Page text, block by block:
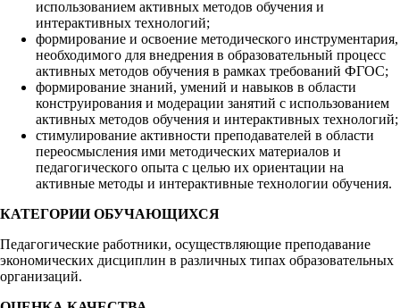
использованием активных методов обучения и
интерактивных технологий;
формирование и освоение методического инструментария,
необходимого для внедрения в образовательный процесс
активных методов обучения в рамках требований ФГОС;
формирование знаний, умений и навыков в области
конструирования и модерации занятий с использованием
активных методов обучения и интерактивных технологий;
стимулирование активности преподавателей в области
переосмысления ими методических материалов и
педагогического опыта с целью их ориентации на
активные методы и интерактивные технологии обучения.
КАТЕГОРИИ ОБУЧАЮЩИХСЯ
Педагогические работники, осуществляющие преподавание
экономических дисциплин в различных типах образовательных
организаций.